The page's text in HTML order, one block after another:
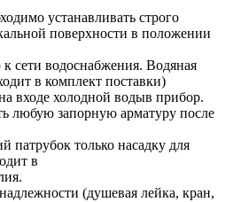
устанавливать строго
поверхности в положении
сети водоснабжения. Водяная
в комплект поставки)
входе холодной водыв прибор.
любую запорную арматуру после
патрубок только насадку для
в
(душевая лейка, кран,